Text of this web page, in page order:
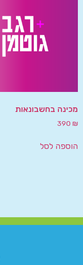
מכינה בחשבונאות
390 ₪
הוספה לסל